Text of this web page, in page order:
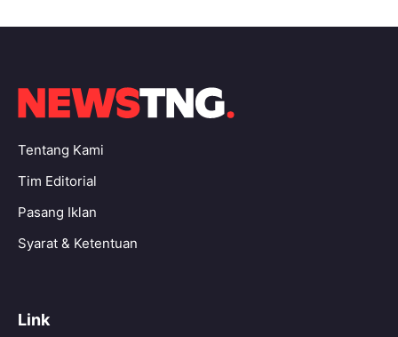
Tentang Kami
Tim Editorial
Pasang Iklan
Syarat & Ketentuan
Link